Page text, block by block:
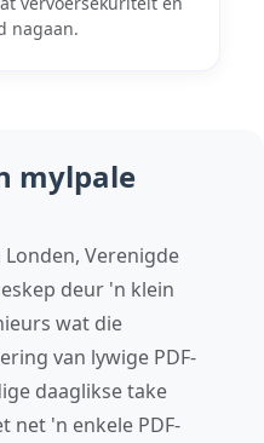
nagaan.
mylpale
Londen, Verenigde
deur 'n klein
wat die
van lywige PDF-
daaglikse take
net 'n enkele PDF-